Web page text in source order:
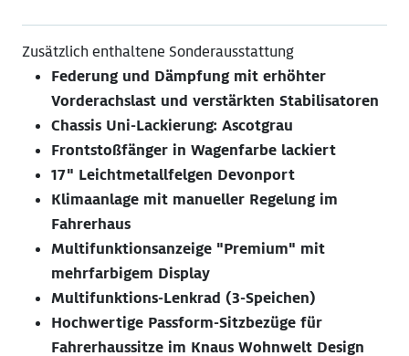
Zusätzlich enthaltene Sonderausstattung
Federung und Dämpfung mit erhöhter
Vorderachslast und verstärkten Stabilisatoren
Chassis Uni-Lackierung: Ascotgrau
Frontstoßfänger in Wagenfarbe lackiert
17" Leichtmetallfelgen Devonport
Klimaanlage mit manueller Regelung im
Fahrerhaus
Multifunktionsanzeige "Premium" mit
mehrfarbigem Display
Multifunktions-Lenkrad (3-Speichen)
Hochwertige Passform-Sitzbezüge für
Fahrerhaussitze im Knaus Wohnwelt Design